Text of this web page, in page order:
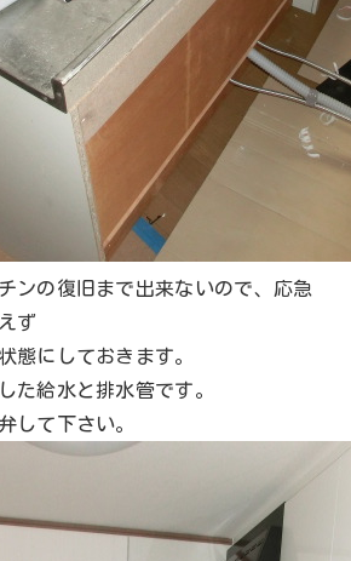
ンの復旧まで出来ないので、応急
ず
態にしておきます。
た給水と排水管です。
して下さい。